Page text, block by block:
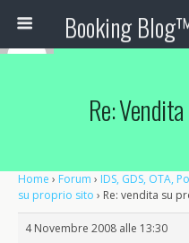
Re:
Home › Forum › IDS, GDS, OTA,
su proprio sito › Re: vendita su
4 Novembre 2008 alle 13:30